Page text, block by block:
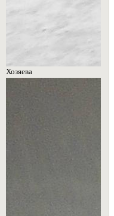
Хозяева